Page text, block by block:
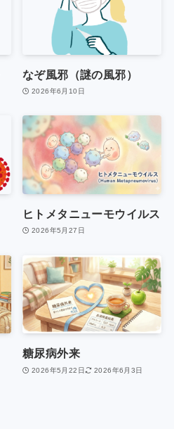
なぞ風邪（謎の風邪）
2026年6月10日
ヒトメタニューモウイルス
2026年5月27日
糖尿病外来
2026年5月22日 2026年6月3日